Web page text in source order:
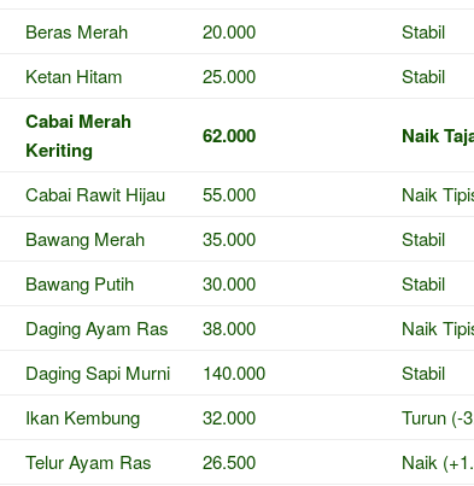
Beras Merah 20.000
Stabil
Ketan Hitam
25.000 Stabil
Cabai Merah
Keriting
62.000 Naik
Cabai Rawit Hijau 55.000
Naik
Bawang Merah
35.000
Stabil
Bawang Putih
30.000 Stabil
Daging Ayam Ras 38.000
Naik
Daging Sapi Murni
140.000
Stabil
Ikan Kembung
32.000
Turun (-
Telur Ayam Ras
26.500
Naik